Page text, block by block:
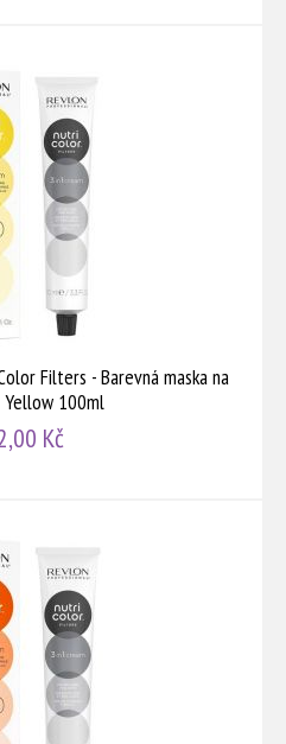
Filters - Barevná maska na
Yellow 100ml
Kč